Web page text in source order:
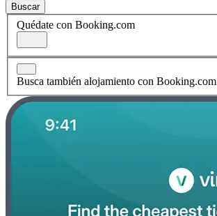
Buscar
Quédate con Booking.com
Busca también alojamiento con Booking.com